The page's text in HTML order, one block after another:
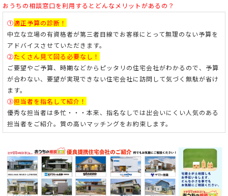
おうちの相談窓口を利用すると どんなメリットがあるの？
①適正予算の診断！
中立な立場の有資格者が第三者目線でお客様にとって無理のない予算を
アドバイスさせていただきます。
②たくさん見て回る必要なし！
ご要望やご予算、時期などからピッタリの住宅会社がわかるので、予算
が合わない、要望が実現できない住宅会社に訪問して気づく無駄が省け
ます。
③担当者を指名して紹介！
優秀な担当者は多忙・・・本来、指名なしでは出会いにくい人気のある
担当者をご紹介。 質の高いマッチングをお約束します。